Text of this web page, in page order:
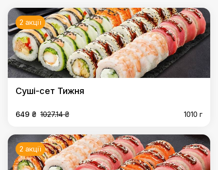
2 акції
Суші-сет Тижня
649 ₴ 1027.14 ₴ 1010 г
2 акції